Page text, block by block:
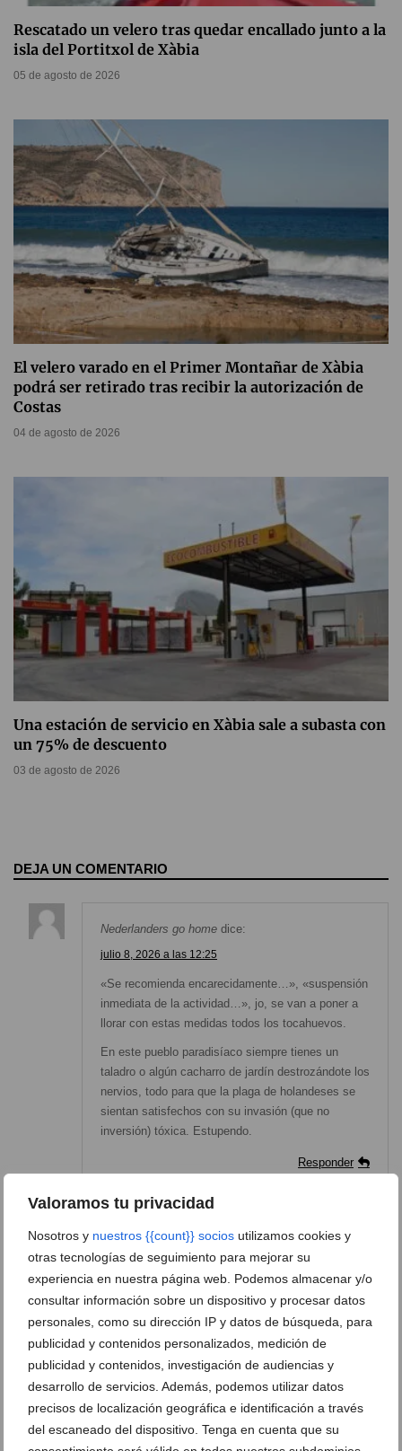
Valoramos tu privacidad
Nosotros y nuestros {{count}} socios utilizamos cookies y
otras tecnologías de seguimiento para mejorar su
experiencia en nuestra página web. Podemos almacenar y/o
consultar información sobre un dispositivo y procesar datos
personales, como su dirección IP y datos de búsqueda, para
publicidad y contenidos personalizados, medición de
publicidad y contenidos, investigación de audiencias y
desarrollo de servicios. Además, podemos utilizar datos
precisos de localización geográfica e identificación a través
del escaneado del dispositivo. Tenga en cuenta que su
Rescatado un velero tras quedar encallado junto a la
isla del Portitxol de Xàbia
05 de agosto de 2026
El velero varado en el Primer Montañar de Xàbia
podrá ser retirado tras recibir la autorización de
Costas
04 de agosto de 2026
Una estación de servicio en Xàbia sale a subasta con
un 75% de descuento
03 de agosto de 2026
DEJA UN COMENTARIO
Nederlanders go home dice:
julio 8, 2026 a las 12:25
«Se recomienda encarecidamente…», «suspensión
inmediata de la actividad…», jo, se van a poner a
llorar con estas medidas todos los tocahuevos.
En este pueblo paradisíaco siempre tienes un
taladro o algún cacharro de jardín destrozándote los
nervios, todo para que la plaga de holandeses se
sientan satisfechos con su invasión (que no
inversión) tóxica. Estupendo.
Responder
Vecino dice:
julio 8, 2026 a las 13:37
Se recomienda encarecidamente…, se insta a
mantener una convivencia…,apela a la
colaboración…., Para parir este bando, mejor no
hacerlo. Esto es una tomadura de pelo. Los baretos
seguirán arrastrando mesas y sillas a las tantas de
la noche, los «cantantes» de los paseos seguirán
destrozando los oídos de los vecinos y viandantes
y los horteras de las motillas seguirán
cachondeandose de todos, los locales seguirán con